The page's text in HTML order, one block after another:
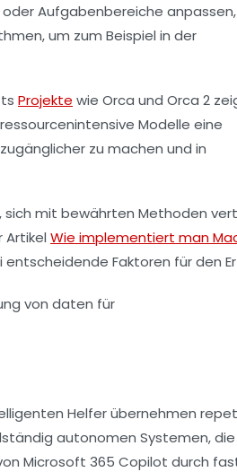
Aufgabenbereiche
um zum Beispiel in der
Projekte wie Orca und Orca 2
Modelle eine
zu machen und in
sich mit bewährten Methoden
Wie implementiert man
Faktoren für den
Helfer übernehmen
autonomen Systemen, die
Microsoft 365 Copilot durch